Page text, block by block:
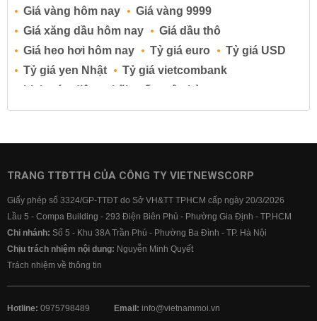
Giá vàng hôm nay
Giá vàng 9999
Giá xăng dầu hôm nay
Giá dầu thô
Giá heo hơi hôm nay
Tỷ giá euro
Tỷ giá USD
Tỷ giá yen Nhật
Tỷ giá vietcombank
Lịch cúp điện
Lãi suất ngân hàng
Lãi suất tiết kiệm
Lãi suất tiền gửi
Lãi suất ngân hàng BIDV
Lãi suất ngân hàng Vietcombank
TRANG TTĐTTH CỦA CÔNG TY VIETNEWSCORP
Giấy phép số 3324/GP-TTĐT do Sở VH&TT TPHCM cấp ngày 20/3/2026
Lầu 5 - Compa Building - 293 Điện Biên Phủ - Phường Gia Định - TP.HCM
Chi nhánh: Số 5 - Khu 38A Trần Phú - Phường Ba Đình - TP. Hà Nội
Chịu trách nhiệm nội dung: Nguyễn Minh Quyết
Trách nhiệm về thông tin
Hotline: 0975798489 Email: info@vietnammoi.vn